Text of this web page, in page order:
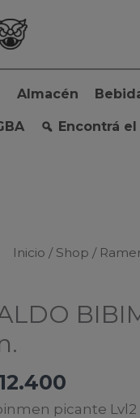
Almacén
Encontrá
Inicio / Shop /
picante Lvl2